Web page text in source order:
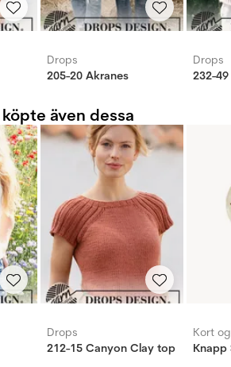
Drops
205-20 Akranes
Drops
232-
även dessa
Drops
212-15 Canyon Clay top
Kort
Knapp